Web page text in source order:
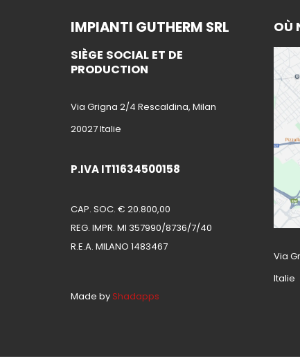
IMPIANTI GUTHERM SRL
SIÈGE SOCIAL ET DE
PRODUCTION
Via Grigna 2/4 Rescaldina, Milan
20027 Italie
P.IVA IT11634500158
CAP. SOC. € 20.800,00
REG. IMPR. MI 357990/8736/7/40
R.E.A. MILANO 1483467
Made by Shadapps
OÙ
Via
Italie